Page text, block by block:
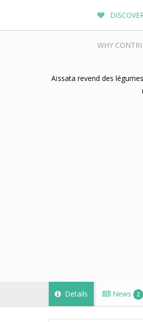
WHY
Aïssata revend des
Details News 2